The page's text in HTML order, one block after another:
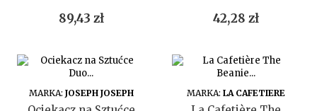
Cena
89,43 zł Cena
42,28 zł
DO KOSZYKA
MARKA: JOSEPH JOSEPH DO KOSZYKA
MARKA: LA CAFETIERE